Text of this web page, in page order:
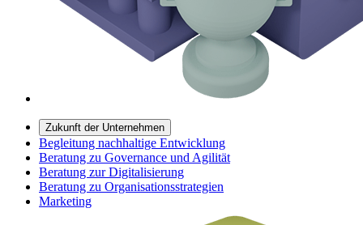
Zukunft der Unternehmen
Begleitung nachhaltige Entwicklung
Beratung zu Governance und Agilität
Beratung zur Digitalisierung
Beratung zu Organisationsstrategien
Marketing